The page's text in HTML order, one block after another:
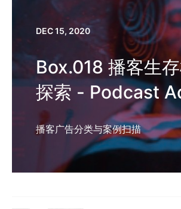
DEC 15, 2020
Box.018 播客生
探索 - Podcast
播客广告分类与案例扫描